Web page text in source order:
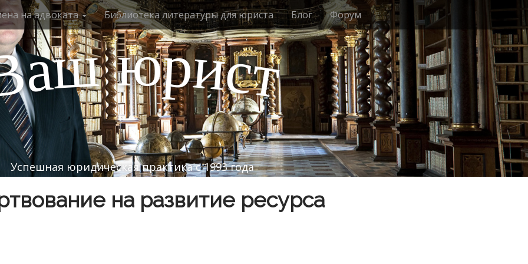
на адвоката Библиотека литературы для юриста Блог Форум
аш юрист
Успешная юридическая практика с 1993 года
на развитие ресурса